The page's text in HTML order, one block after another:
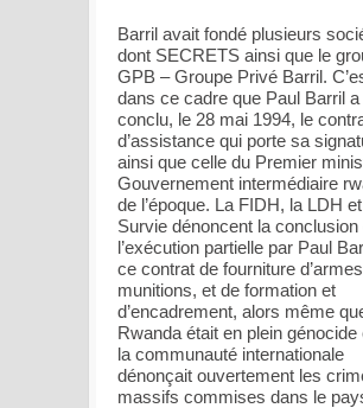
Barril avait fondé plusieurs
dont SECRETS ainsi que le
GPB – Groupe Privé Barril.
dans ce cadre que Paul Barril a
conclu, le 28 mai 1994, le
d’assistance qui porte sa
ainsi que celle du Premier
Gouvernement intermédiaire
de l’époque. La FIDH, la LDH et
Survie dénoncent la conclusion
l’exécution partielle par Paul
ce contrat de fourniture
munitions, et de formation et
d’encadrement, alors même
Rwanda était en plein génocide
la communauté internationale
dénonçait ouvertement les
massifs commises dans le